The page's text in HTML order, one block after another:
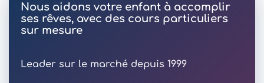
Nous aidons votre enfant à accomplir
ses rêves, avec des cours particuliers
sur mesure
Leader sur le marché depuis 1999